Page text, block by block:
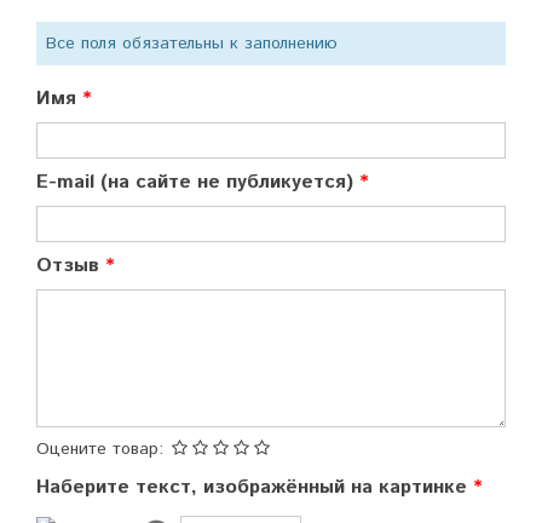
Все поля обязательны к заполнению
Имя
E-mail (на сайте не публикуется)
Отзыв
Оцените товар:
Наберите текст, изображённый на картинке